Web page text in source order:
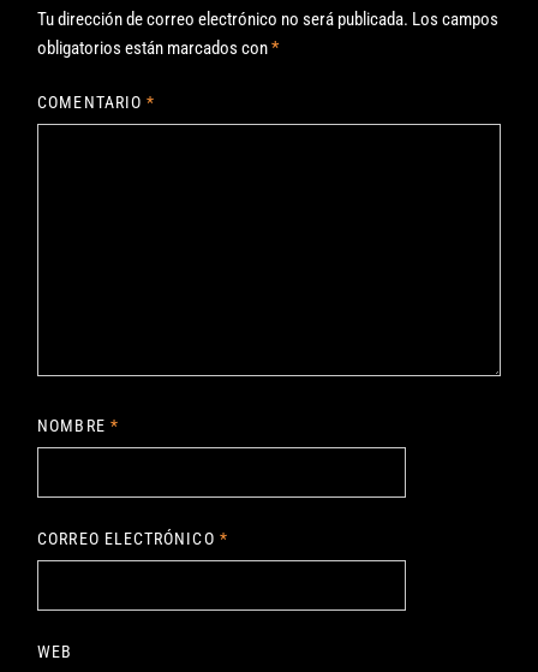
Tu dirección de correo electrónico no será publicada. Los campos
obligatorios están marcados con*
COMENTARIO*
NOMBRE *
CORREO ELECTRÓNICO *
WEB